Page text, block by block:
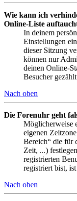
Wie kann ich
Online-Liste
In deinem
Einstellungen
dieser Sitzung
können nur
deinen Online-
Besucher
Nach oben
Die Forenuhr geht
Möglicherweise
eigenen
Bereich“ die für
Zeit, ...)
registrierten
registriert bist,
Nach oben